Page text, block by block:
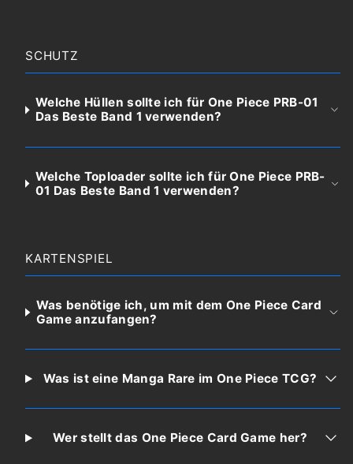
SCHUTZ
Welche Hüllen sollte ich für One Piece PRB-01
Das Beste Band 1 verwenden?
Welche Toploader sollte ich für One Piece PRB-
01 Das Beste Band 1 verwenden?
KARTENSPIEL
Was benötige ich, um mit dem One Piece Card
Game anzufangen?
Was ist eine Manga Rare im One Piece TCG?
Wer stellt das One Piece Card Game her?